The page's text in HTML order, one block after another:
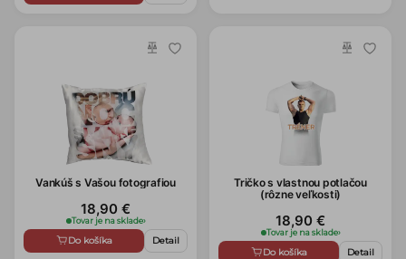
Vankúš s Vašou fotografiou
18,90 €
Tovar je na sklade›
Do košíka Detail
Tričko s vlastnou potlačou
(rôzne veľkosti)
18,90 €
Tovar je na sklade›
Do košíka Detail